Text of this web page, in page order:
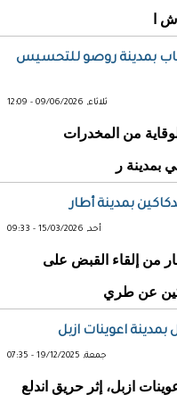
ا
الوطني يشارك في تكوين 200 شاب بمدينة روصو للتحسيس
ثلاثاء, 09/06/2026 - 12:09
من المخدرات
بمدينة ر
بمدينة أطار
أحد, 15/03/2026 - 09:33
من إلقاء القبض على
عن طري
اعوينات ازبل
جمعة, 19/12/2025 - 07:35
ازبل، إثر حريق اندلع